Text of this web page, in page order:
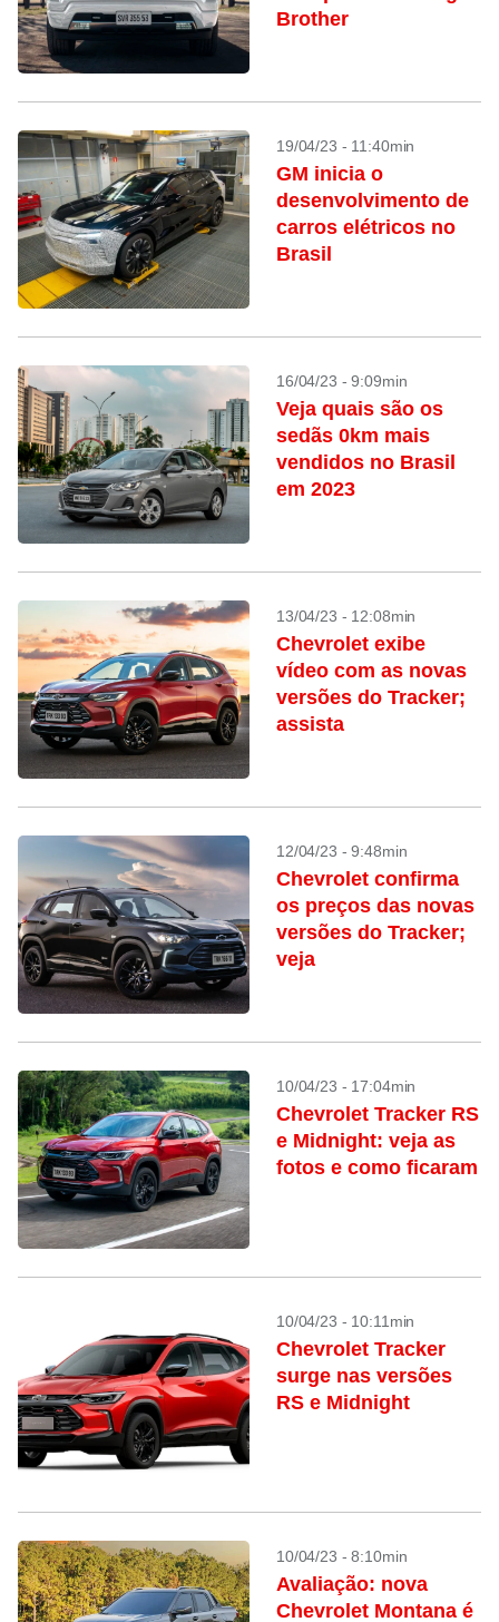
Brother
19/04/23 - 11:40min
GM inicia o
desenvolvimento de
carros elétricos no
Brasil
16/04/23 - 9:09min
Veja quais são os
sedãs 0km mais
vendidos no Brasil
em 2023
13/04/23 - 12:08min
Chevrolet exibe
vídeo com as novas
versões do Tracker;
assista
12/04/23 - 9:48min
Chevrolet confirma
os preços das novas
versões do Tracker;
veja
10/04/23 - 17:04min
Chevrolet Tracker RS
e Midnight: veja as
fotos e como ficaram
10/04/23 - 10:11min
Chevrolet Tracker
surge nas versões
RS e Midnight
10/04/23 - 8:10min
Avaliação: nova
Chevrolet Montana é